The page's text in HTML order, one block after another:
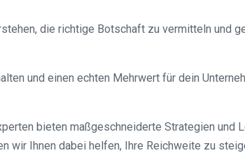
die richtige Botschaft zu vermitteln und
und einen echten Mehrwert für dein
bieten maßgeschneiderte Strategien und
wir Ihnen dabei helfen, Ihre Reichweite zu